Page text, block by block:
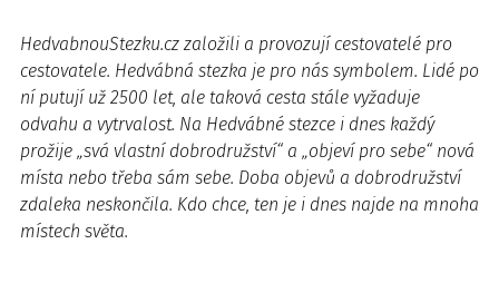
HedvabnouStezku.cz založili a provozují cestovatelé pro
cestovatele. Hedvábná stezka je pro nás symbolem. Lidé po
ní putují už 2500 let, ale taková cesta stále vyžaduje
odvahu a vytrvalost. Na Hedvábné stezce i dnes každý
prožije „svá vlastní dobrodružství“ a „objeví pro sebe“ nová
místa nebo třeba sám sebe. Doba objevů a dobrodružství
zdaleka neskončila. Kdo chce, ten je i dnes najde na mnoha
místech světa.